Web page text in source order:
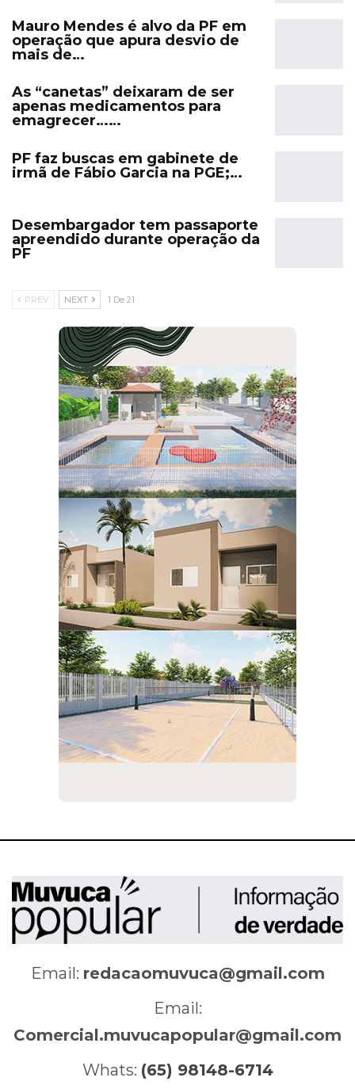
Mauro Mendes é alvo da PF em
operação que apura desvio de
mais de…
As “canetas” deixaram de ser
apenas medicamentos para
emagrecer……
PF faz buscas em gabinete de
irmã de Fábio Garcia na PGE;…
Desembargador tem passaporte
apreendido durante operação da
PF
PREV NEXT 1 De 21
Email: redacaomuvuca@gmail.com
Email:
Comercial.muvucapopular@gmail.com
Whats: (65) 98148-6714